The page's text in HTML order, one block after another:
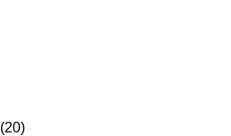
(20)